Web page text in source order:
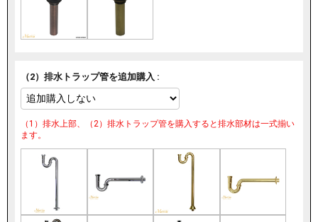
（2）排水トラップ管を追加購入 :
（1）排水上部、（2）排水トラップ管を購入すると排水部材は一式揃い
ます。